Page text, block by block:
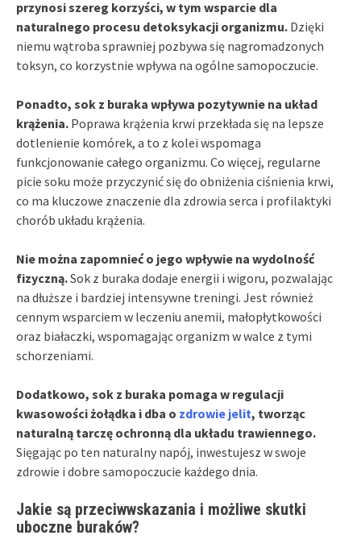
przynosi szereg korzyści, w tym wsparcie dla
naturalnego procesu detoksykacji organizmu. Dzięki
niemu wątroba sprawniej pozbywa się nagromadzonych
toksyn, co korzystnie wpływa na ogólne samopoczucie.
Ponadto, sok z buraka wpływa pozytywnie na układ
krążenia. Poprawa krążenia krwi przekłada się na lepsze
dotlenienie komórek, a to z kolei wspomaga
funkcjonowanie całego organizmu. Co więcej, regularne
picie soku może przyczynić się do obniżenia ciśnienia krwi,
co ma kluczowe znaczenie dla zdrowia serca i profilaktyki
chorób układu krążenia.
Nie można zapomnieć o jego wpływie na wydolność
fizyczną.Sok z buraka dodaje energii i wigoru, pozwalając
na dłuższe i bardziej intensywne treningi. Jest również
cennym wsparciem w leczeniu anemii, małopłytkowości
oraz białaczki, wspomagając organizm w walce z tymi
schorzeniami.
Dodatkowo, sok z buraka pomaga w regulacji
kwasowości żołądka i dba o zdrowie jelit, tworząc
naturalną tarczę ochronną dla układu trawiennego.
Sięgając po ten naturalny napój, inwestujesz w swoje
zdrowie i dobre samopoczucie każdego dnia.
Jakie są przeciwwskazania i możliwe skutki
uboczne buraków?